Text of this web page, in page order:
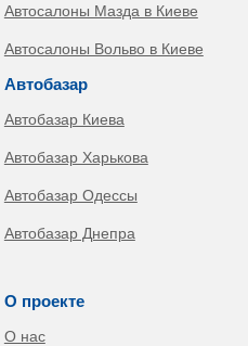
Автосалоны Мазда в Киеве
Автосалоны Вольво в Киеве
Автобазар
Автобазар Киева
Автобазар Харькова
Автобазар Одессы
Автобазар Днепра
О проекте
О нас